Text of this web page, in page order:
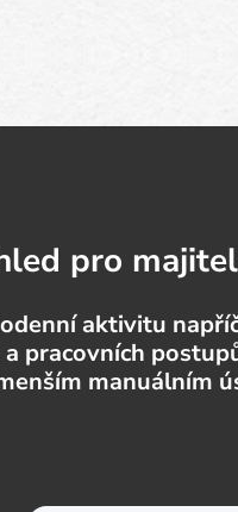
pro
aktivitu
pracovních
manuálním